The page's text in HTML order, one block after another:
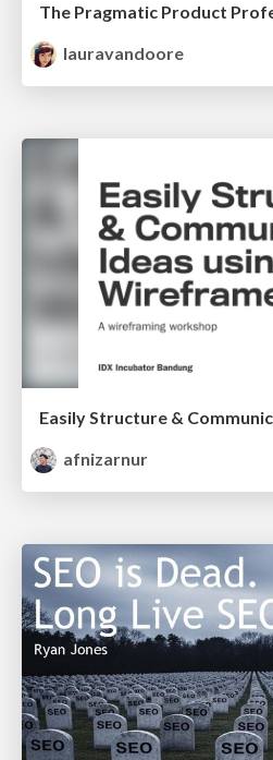
The Pragmatic Product
lauravandoore
afnizarnur